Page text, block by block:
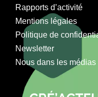
Rapports d’activité
Mentions légales
Politique de
Newsletter
Nous dans les médias